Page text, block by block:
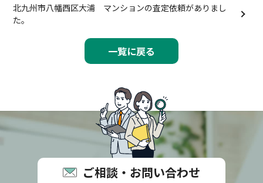
一覧に戻る
北九州市八幡西区大浦 マンションの査定依頼がありまし
た。
ご相談・お問い合わせ